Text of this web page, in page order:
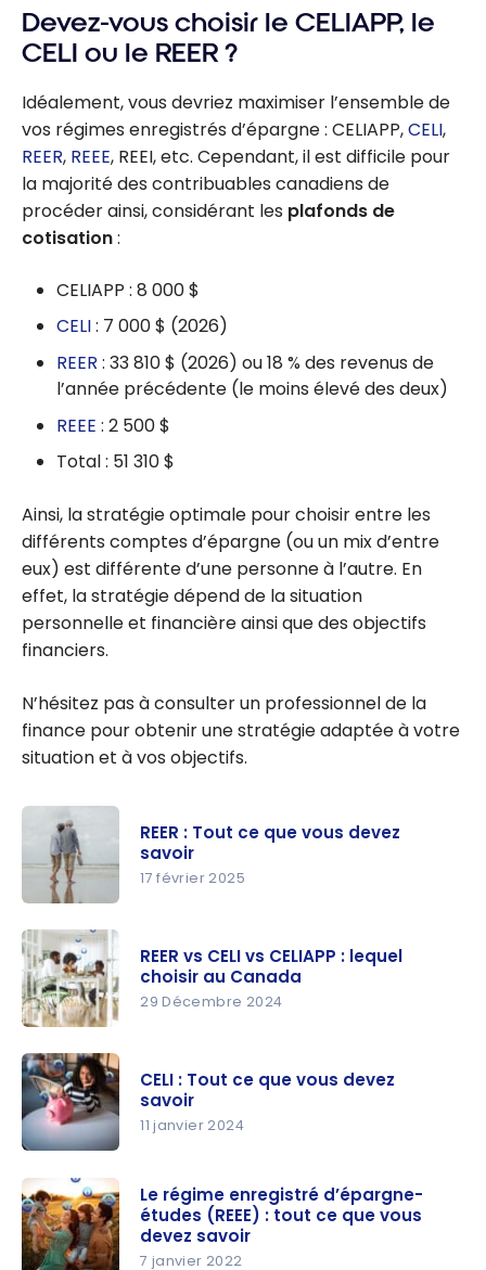
propriété
l’Incitatif à
l’achat
première
propriété
au
Canada?
Devez-vous choisir le CELIAPP, le
CELI ou le REER ?
Idéalement, vous devriez maximiser l’ensemble de
vos régimes enregistrés d’épargne : CELIAPP,CELI,
REER, REEE, REEI, etc. Cependant, il est difficile pour
la majorité des contribuables canadiens de
procéder ainsi, considérant les plafonds de
cotisation:
CELIAPP : 8 000 $
CELI: 7 000 $ (2026)
REER : 33 810 $ (2026) ou 18 % des revenus de
l’année précédente (le moins élevé des deux)
REEE : 2 500 $
Total : 51 310 $
Ainsi, la stratégie optimale pour choisir entre les
différents comptes d’épargne (ou un mix d’entre
eux) est différente d’une personne à l’autre. En
effet, la stratégie dépend de la situation
personnelle et financière ainsi que des objectifs
financiers.
N’hésitez pas à consulter un professionnel de la
finance pour obtenir une stratégie adaptée à votre
situation et à vos objectifs.
ce que
vous devez
savoir
REER : Tout ce que vous devez
savoir
17 février 2025
CELI vs
CELIAPP :
lequel
choisir au
Canada
REER vs CELI vs CELIAPP : lequel
choisir au Canada
29 Décembre 2024
ce que
vous devez
savoir
CELI : Tout ce que vous devez
savoir
11 janvier 2024
Le régime enregistré d’épargne-
études (REEE) : tout ce que vous
devez savoir
7 janvier 2022